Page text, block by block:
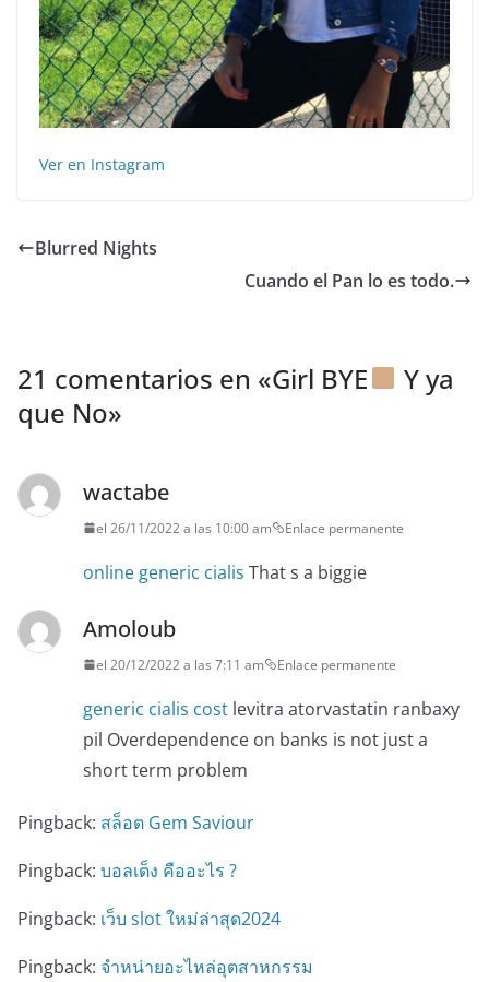
Ver en Instagram
Blurred Nights
Cuando el Pan lo es todo.
21 comentarios en «Girl BYE
Y ya
que No»
wactabe
el 26/11/2022 a las 10:00 am Enlace permanente
online generic cialis That s a biggie
Amoloub
el 20/12/2022 a las 7:11 am Enlace permanente
generic cialis cost levitra atorvastatin ranbaxy
pil Overdependence on banks is not just a
short term problem
Pingback: สล็อต Gem Saviour
Pingback: บอลเต็ง คืออะไร ?
Pingback: เว็บ slot ใหม่ล่าสุด2024
Pingback: จำหน่ายอะไหล่อุตสาหกรรม